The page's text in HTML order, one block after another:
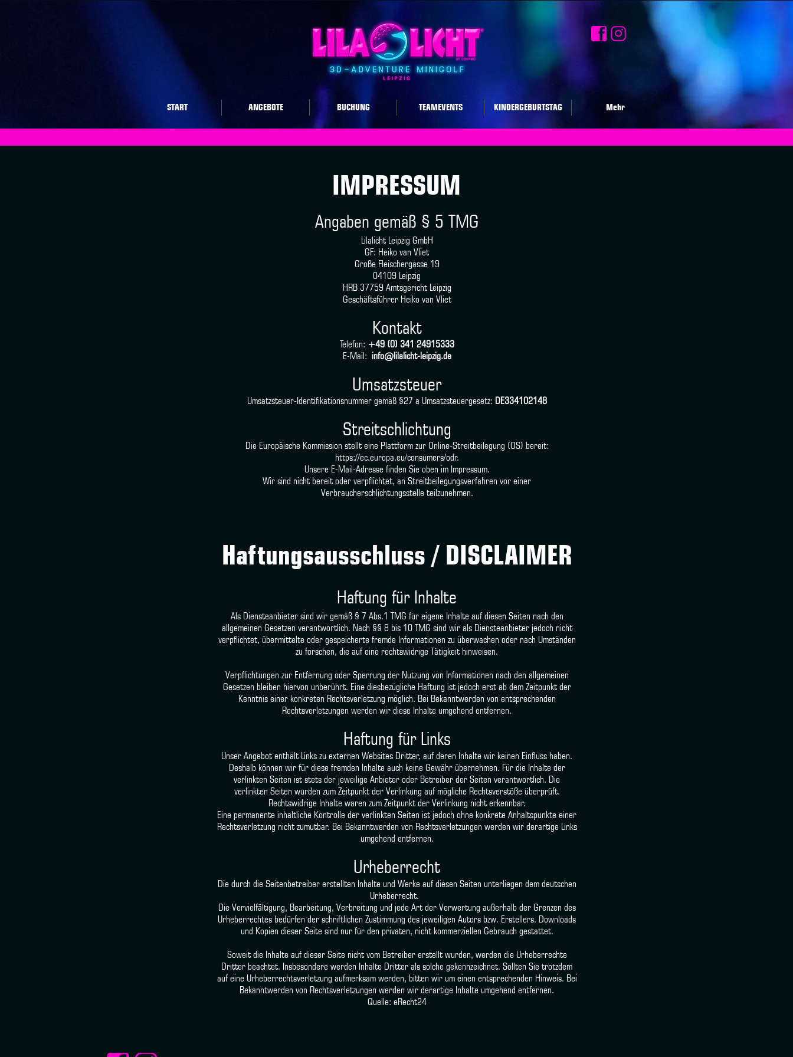
START ANGEBOTE BUCHUNG TEAMEVENTS KINDERGEBURTSTAG Mehr
Angaben gemäß § 5 TMG
Lilalicht Leipzig GmbH
GF: Heiko van Vliet
Große Fleischergasse 19
04109 Leipzig
HRB 37759 Amtsgericht Leipzig
Geschäftsführer Heiko van Vliet
Kontakt
Telefon: +49 (0) 341 24915333
E-Mail: info@lilalicht-leipzig.de
Umsatzsteuer
Umsatzsteuer-Identifikationsnummer gemäß §27 a Umsatzsteuergesetz: DE334102148
Streitschlichtung
Die Europäische Kommission stellt eine Plattform zur Online-Streitbeilegung (OS) bereit:
https://ec.europa.eu/consumers/odr.
Unsere E-Mail-Adresse finden Sie oben im Impressum.
Wir sind nicht bereit oder verpflichtet, an Streitbeilegungsverfahren vor einer
Verbraucherschlichtungsstelle teilzunehmen.
IMPRESSUM
Haftungsausschluss / DISCLAIMER
Haftung für Inhalte
Als Diensteanbieter sind wir gemäß § 7 Abs.1 TMG für eigene Inhalte auf diesen Seiten nach den
allgemeinen Gesetzen verantwortlich. Nach §§ 8 bis 10 TMG sind wir als Diensteanbieter jedoch nicht
verpflichtet, übermittelte oder gespeicherte fremde Informationen zu überwachen oder nach Umständen
zu forschen, die auf eine rechtswidrige Tätigkeit hinweisen.
Verpflichtungen zur Entfernung oder Sperrung der Nutzung von Informationen nach den allgemeinen
Gesetzen bleiben hiervon unberührt. Eine diesbezügliche Haftung ist jedoch erst ab dem Zeitpunkt der
Kenntnis einer konkreten Rechtsverletzung möglich. Bei Bekanntwerden von entsprechenden
Rechtsverletzungen werden wir diese Inhalte umgehend entfernen.
Haftung für Links
Unser Angebot enthält Links zu externen Websites Dritter, auf deren Inhalte wir keinen Einfluss haben.
Deshalb können wir für diese fremden Inhalte auch keine Gewähr übernehmen. Für die Inhalte der
verlinkten Seiten ist stets der jeweilige Anbieter oder Betreiber der Seiten verantwortlich. Die
verlinkten Seiten wurden zum Zeitpunkt der Verlinkung auf mögliche Rechtsverstöße überprüft.
Rechtswidrige Inhalte waren zum Zeitpunkt der Verlinkung nicht erkennbar.
Eine permanente inhaltliche Kontrolle der verlinkten Seiten ist jedoch ohne konkrete Anhaltspunkte einer
Rechtsverletzung nicht zumutbar. Bei Bekanntwerden von Rechtsverletzungen werden wir derartige Links
umgehend entfernen.
Urheberrecht
Die durch die Seitenbetreiber erstellten Inhalte und Werke auf diesen Seiten unterliegen dem deutschen
Urheberrecht.
Die Vervielfältigung, Bearbeitung, Verbreitung und jede Art der Verwertung außerhalb der Grenzen des
Urheberrechtes bedürfen der schriftlichen Zustimmung des jeweiligen Autors bzw. Erstellers. Downloads
und Kopien dieser Seite sind nur für den privaten, nicht kommerziellen Gebrauch gestattet.
Soweit die Inhalte auf dieser Seite nicht vom Betreiber erstellt wurden, werden die Urheberrechte
Dritter beachtet. Insbesondere werden Inhalte Dritter als solche gekennzeichnet. Sollten Sie trotzdem
auf eine Urheberrechtsverletzung aufmerksam werden, bitten wir um einen entsprechenden Hinweis. Bei
Bekanntwerden von Rechtsverletzungen werden wir derartige Inhalte umgehend entfernen.
Quelle: eRecht24